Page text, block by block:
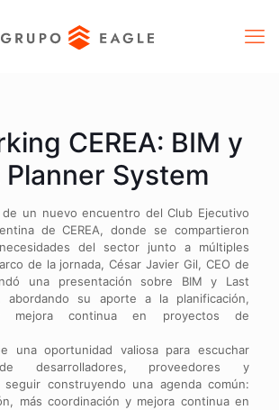
CEREA: BIM y
Planner System
de un nuevo encuentro del Club Ejecutivo
de CEREA, donde se compartieron
del sector junto a múltiples
de la jornada, César Javier Gil, CEO de
una presentación sobre BIM y Last
abordando su aporte a la planificación,
mejora continua en proyectos de
una oportunidad valiosa para escuchar
desarrolladores, proveedores y
construyendo una agenda común:
más coordinación y mejora continua en